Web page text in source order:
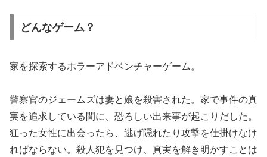
どんなゲーム？
家を探索するホラーアドベンチャーゲーム。
警察官のジェームズは妻と娘を殺害された。家で事件の真
実を追求している間に、恐ろしい出来事が起こりだした。
狂った女性に出会ったら、逃げ隠れたり攻撃を仕掛けなけ
ればならない。殺人犯を見つけ、真実を解き明かすことは